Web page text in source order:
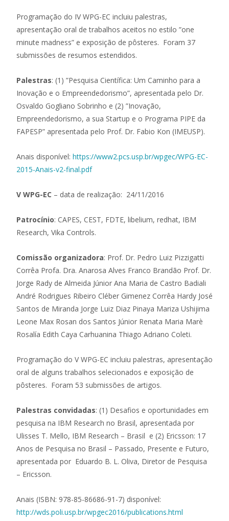
Programação do IV WPG-EC incluiu palestras,
apresentação oral de trabalhos aceitos no estilo ”one
minute madness” e exposição de pôsteres. Foram 37
submissões de resumos estendidos.
Palestras: (1) ”Pesquisa Científica: Um Caminho para a
Inovação e o Empreendedorismo”, apresentada pelo Dr.
Osvaldo Gogliano Sobrinho e (2) ”Inovação,
Empreendedorismo, a sua Startup e o Programa PIPE da
FAPESP” apresentada pelo Prof. Dr. Fabio Kon (IMEUSP).
Anais disponível: https://www2.pcs.usp.br/wpgec/WPG-EC-
2015-Anais-v2-final.pdf
V WPG-EC – data de realização: 24/11/2016
Patrocínio: CAPES, CEST, FDTE, libelium, redhat, IBM
Research, Vika Controls.
Comissão organizadora: Prof. Dr. Pedro Luiz Pizzigatti
Corrêa Profa. Dra. Anarosa Alves Franco Brandão Prof. Dr.
Jorge Rady de Almeida Júnior Ana Maria de Castro Badiali
André Rodrigues Ribeiro Cléber Gimenez Corrêa Hardy José
Santos de Miranda Jorge Luiz Diaz Pinaya Mariza Ushijima
Leone Max Rosan dos Santos Júnior Renata Maria Marè
Rosalía Edith Caya Carhuanina Thiago Adriano Coleti.
Programação do V WPG-EC incluiu palestras, apresentação
oral de alguns trabalhos selecionados e exposição de
pôsteres. Foram 53 submissões de artigos.
Palestras convidadas: (1) Desafios e oportunidades em
pesquisa na IBM Research no Brasil, apresentada por
Ulisses T. Mello, IBM Research – Brasil e (2) Ericsson: 17
Anos de Pesquisa no Brasil – Passado, Presente e Futuro,
apresentada por Eduardo B. L. Oliva, Diretor de Pesquisa
– Ericsson.
Anais (ISBN: 978-85-86686-91-7) disponível:
http://wds.poli.usp.br/wpgec2016/publications.html